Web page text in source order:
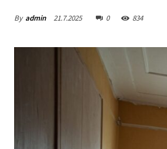
By admin 21.7.2025 0 834